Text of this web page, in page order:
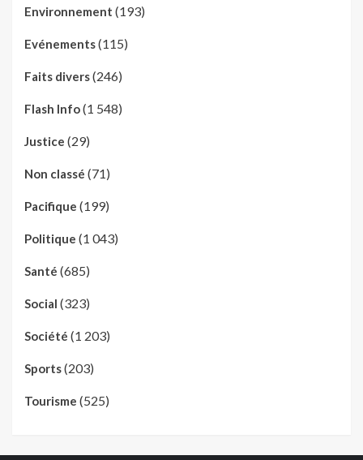
Environnement (193)
Evénements(115)
Faits divers(246)
Flash Info(1 548)
Justice (29)
Non classé (71)
Pacifique (199)
Politique (1 043)
Santé (685)
Social (323)
Société (1 203)
Sports(203)
Tourisme (525)